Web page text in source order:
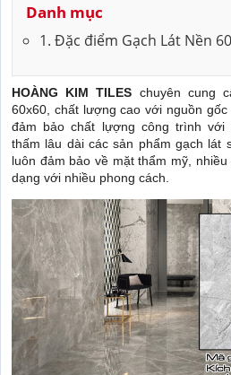
Danh mục
1. Đặc điểm Gạch Lát Nền
HOÀNG KIM TILES chuyên cung
60x60, chất lượng cao với nguồn
đảm bảo chất lựợng công trình với
thấm lâu dài các sản phẩm gạch lát
luôn đảm bảo về mặt thẩm mỹ,
dạng với nhiều phong cách.